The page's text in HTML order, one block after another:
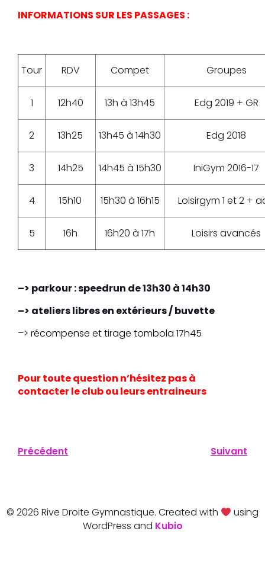
INFORMATIONS SUR LES PASSAGES :
Tour RDV Compet Groupes
1 12h40 13h à 13h45 Edg 2019 + GR
2 13h25 13h45 à 14h30 Edg 2018
3 14h25 14h45 à 15h30 IniGym 2016-17
4 15h10 15h30 à 16h15 Loisirgym 1 et 2 +
5 16h 16h20 à 17h Loisirs avancés
–> parkour : speedrun de 13h30 à 14h30
–> ateliers libres en extérieurs / buvette
–> récompense et tirage tombola 17h45
Pour toute question n’hésitez pas à
contacter le club ou leurs entraineurs
Précédent Suivant
© 2026 Rive Droite Gymnastique. Created with
using
WordPress and Kubio